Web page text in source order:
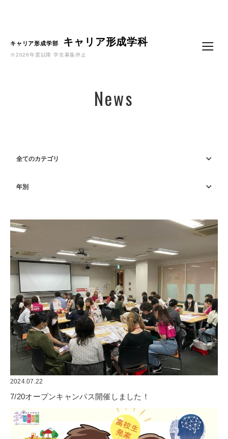
キャリア形成学部 キャリア形成学科
※2026年度以降 学生募集停止
News
全てのカテゴリ
年別
2024.07.22
7/20オープンキャンパス開催しました！